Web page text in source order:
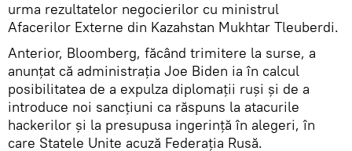
urma rezultatelor negocierilor cu ministrul
Afacerilor Externe din Kazahstan Mukhtar Tleuberdi.
Anterior, Bloomberg, făcând trimitere la surse, a
anunțat că administrația Joe Biden ia în calcul
posibilitatea de a expulza diplomații ruși și de a
introduce noi sancțiuni ca răspuns la atacurile
hackerilor și la presupusa ingerință în alegeri, în
care Statele Unite acuză Federația Rusă.